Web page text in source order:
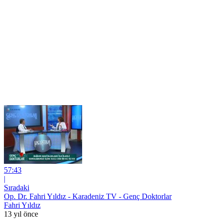
57:43
|
Sıradaki
Op. Dr. Fahri Yıldız - Karadeniz TV - Genç Doktorlar
Fahri Yıldız
13 yıl önce